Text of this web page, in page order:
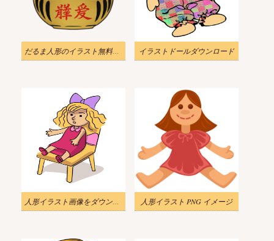
だるま人形のイラスト無料素材 イラストドールダウンロード
人形イラスト画像をダウンロード 2 人形イラスト PNG イメージ